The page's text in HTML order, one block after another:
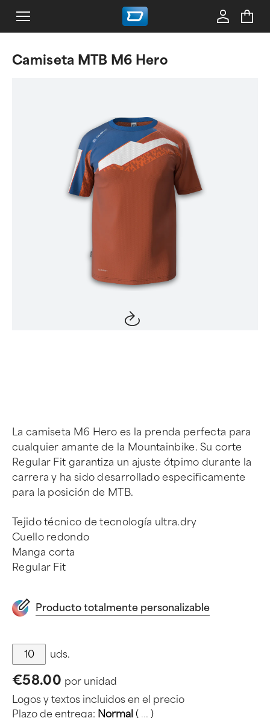
Camiseta MTB M6 Hero
La camiseta M6 Hero es la prenda perfecta para
cualquier amante de la Mountainbike. Su corte
Regular Fit garantiza un ajuste ótpimo durante la
carrera y ha sido desarrollado especificamente
para la posición de MTB.
Tejido técnico de tecnología ultra.dry
Cuello redondo
Manga corta
Regular Fit
Producto totalmente personalizable
uds.
€58.00 por unidad
Logos y textos incluidos en el precio
Plazo de entrega: Normal ( ... )